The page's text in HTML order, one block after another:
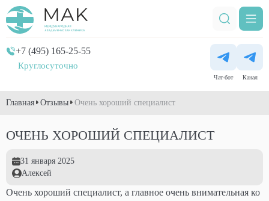
Круглосуточно
+7 (495) 165-25-55
Чат-бот Канал
Главная Отзывы Очень хороший специалист
ОЧЕНЬ ХОРОШИЙ СПЕЦИАЛИСТ
31 января 2025
Алексей
Очень хороший специалист, а главное очень внимательная ко